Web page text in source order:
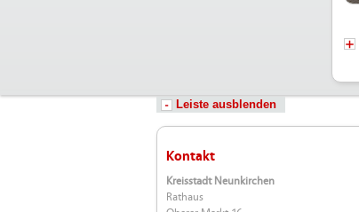
Leiste ausblenden
Kontakt
Kreisstadt Neunkirchen
Rathaus